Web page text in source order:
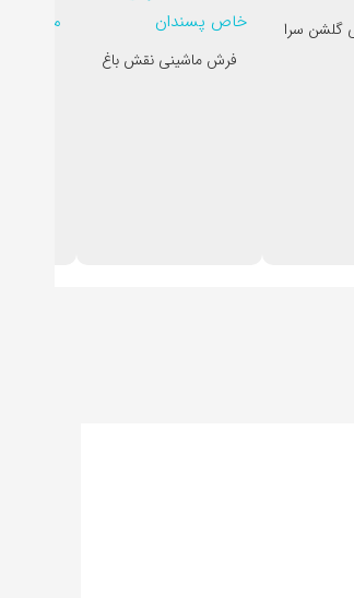
گلشن سرا
فرش ماشینی نقش باغ